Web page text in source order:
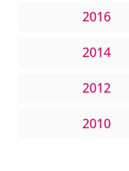
2016
2014
2012
2010